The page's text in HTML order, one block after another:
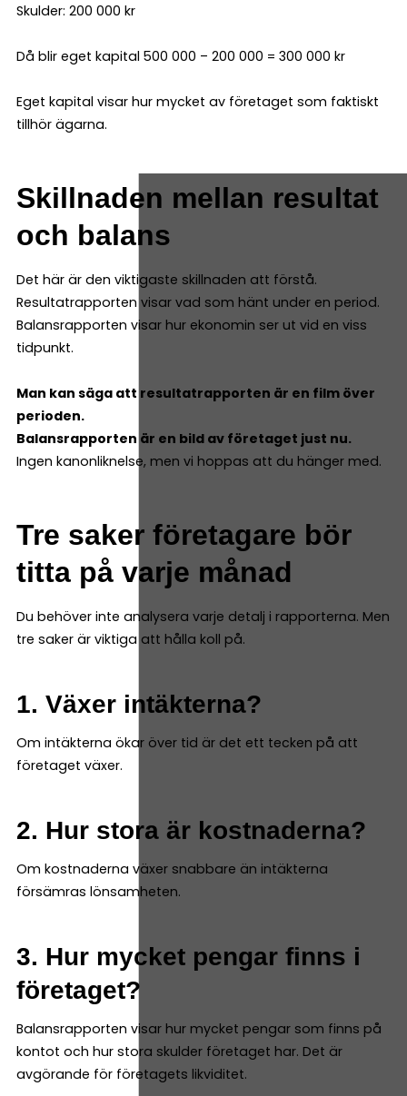
Skulder: 200 000 kr
Då blir eget kapital 500 000 – 200 000 = 300 000 kr
Eget kapital visar hur mycket av företaget som faktiskt
tillhör ägarna.
Skillnaden mellan resultat
och balans
Det här är den viktigaste skillnaden att förstå.
Resultatrapporten visar vad som hänt under en period.
Balansrapporten visar hur ekonomin ser ut vid en viss
tidpunkt.
Man kan säga att resultatrapporten är en film över
perioden.
Balansrapporten är en bild av företaget just nu.
Ingen kanonliknelse, men vi hoppas att du hänger med.
Tre saker företagare bör
titta på varje månad
Du behöver inte analysera varje detalj i rapporterna. Men
tre saker är viktiga att hålla koll på.
1. Växer intäkterna?
Om intäkterna ökar över tid är det ett tecken på att
företaget växer.
2. Hur stora är kostnaderna?
Om kostnaderna växer snabbare än intäkterna
försämras lönsamheten.
3. Hur mycket pengar finns i
företaget?
Balansrapporten visar hur mycket pengar som finns på
kontot och hur stora skulder företaget har. Det är
avgörande för företagets likviditet.